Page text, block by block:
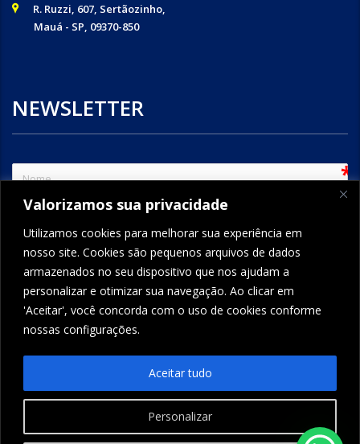
Valorizamos sua privacidade
Utilizamos cookies para melhorar sua experiência em
nosso site. Cookies são pequenos arquivos de dados
armazenados no seu dispositivo que nos ajudam a
personalizar e otimizar sua navegação. Ao clicar em
'Aceitar', você concorda com o uso de cookies conforme
nossas configurações.
Personalizar
Aceitar tudo
R. Ruzzi, 607, Sertãozinho,
Mauá - SP, 09370-850
NEWSLETTER
FORMCRAFT - WORDPRESS FORM BUILDER